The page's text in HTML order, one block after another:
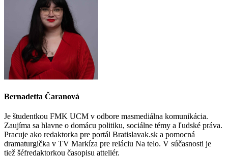
Bernadetta Čaranová
Je študentkou FMK UCM v odbore masmediálna komunikácia.
Zaujíma sa hlavne o domácu politiku, sociálne témy a ľudské práva.
Pracuje ako redaktorka pre portál Bratislavak.sk a pomocná
dramaturgička v TV Markíza pre reláciu Na telo. V súčasnosti je
tiež šéfredaktorkou časopisu atteliér.